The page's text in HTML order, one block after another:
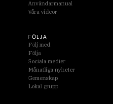
Användarmanual
Våra videor
FÖLJA
Följ med
Följa
Sociala medier
Månatliga nyheter
Gemenskap
Lokal grupp